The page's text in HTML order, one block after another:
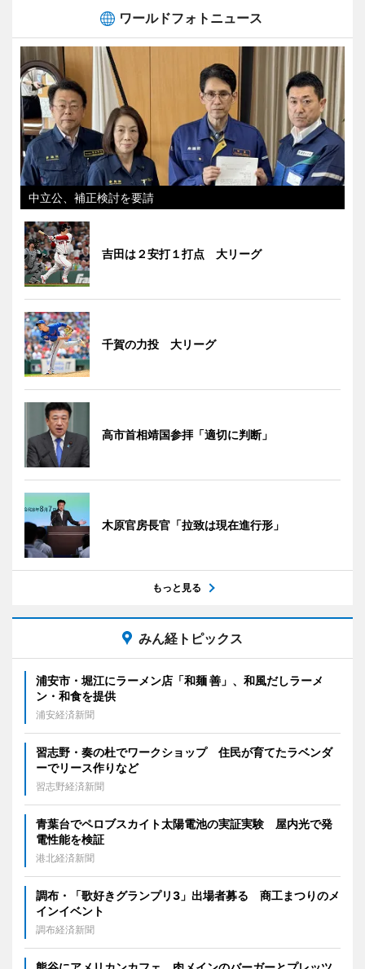
ワールドフォトニュース
中立公、補正検討を要請
吉田は２安打１打点 大リーグ
千賀の力投 大リーグ
高市首相靖国参拝「適切に判断」
木原官房長官「拉致は現在進行形」
もっと見る
みん経トピックス
浦安市・堀江にラーメン店「和麺 善」、和風だしラーメ
ン・和食を提供
浦安経済新聞
習志野・奏の杜でワークショップ 住民が育てたラベンダ
ーでリース作りなど
習志野経済新聞
青葉台でペロブスカイト太陽電池の実証実験 屋内光で発
電性能を検証
港北経済新聞
調布・「歌好きグランプリ3」出場者募る 商工まつりのメ
インイベント
調布経済新聞